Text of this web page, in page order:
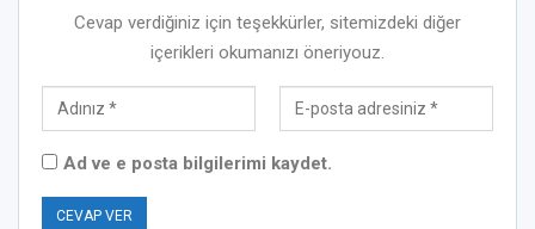
Cevap verdiğiniz için teşekkürler, sitemizdeki diğer
içerikleri okumanızı öneriyouz.
Ad ve e posta bilgilerimi kaydet.